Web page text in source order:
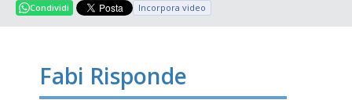
Condividi Incorpora video
Fabi Risponde